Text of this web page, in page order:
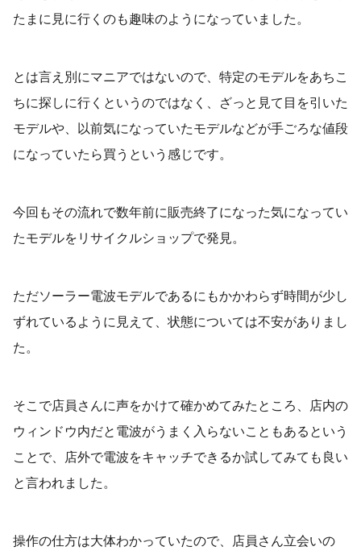
たまに見に行くのも趣味のようになっていました。
とは言え別にマニアではないので、特定のモデルをあちこ
ちに探しに行くというのではなく、ざっと見て目を引いた
モデルや、以前気になっていたモデルなどが手ごろな値段
になっていたら買うという感じです。
今回もその流れで数年前に販売終了になった気になってい
たモデルをリサイクルショップで発見。
ただソーラー電波モデルであるにもかかわらず時間が少し
ずれているように見えて、状態については不安がありまし
た。
そこで店員さんに声をかけて確かめてみたところ、店内の
ウィンドウ内だと電波がうまく入らないこともあるという
ことで、店外で電波をキャッチできるか試してみても良い
と言われました。
操作の仕方は大体わかっていたので、店員さん立会いの